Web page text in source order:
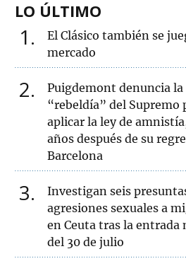
LO ÚLTIMO
1
El Clásico también se
mercado
2
Puigdemont denuncia la
“rebeldía” del Supremo
aplicar la ley de
años después de su
Barcelona
3
Investigan seis
agresiones sexuales a
en Ceuta tras la entrada
del 30 de julio